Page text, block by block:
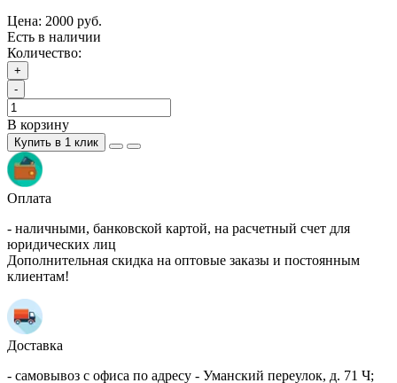
Цена: 2000 руб.
Есть в наличии
Количество:
+
-
В корзину
Купить в 1 клик
Оплата
- наличными, банковской картой, на расчетный счет для
юридических лиц
Дополнительная скидка на оптовые заказы и постоянным
клиентам!
Доставка
- самовывоз с офиса по адресу - Уманский переулок, д. 71 Ч;